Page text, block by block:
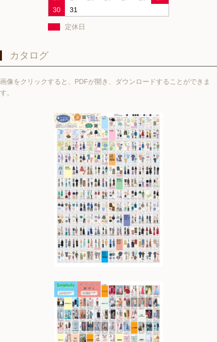
30
31
定休日
カタログ
画像をクリックすると、PDFが開き、ダウンロードすることができま
す。